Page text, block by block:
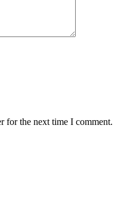
for the next time I comment.